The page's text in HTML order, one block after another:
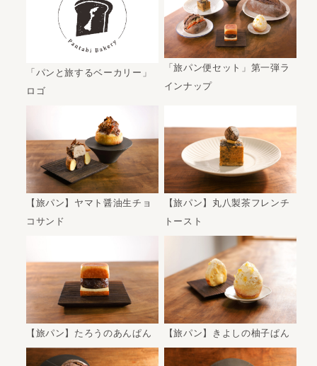
「パンと旅するベーカリー」
ロゴ
「旅パン便セット」第一弾ラ
インナップ
【旅パン】ヤマト醤油生チョ
コサンド
【旅パン】丸八製茶フレンチ
トースト
【旅パン】たろうのあんぱん 【旅パン】きよしの柚子ぱん